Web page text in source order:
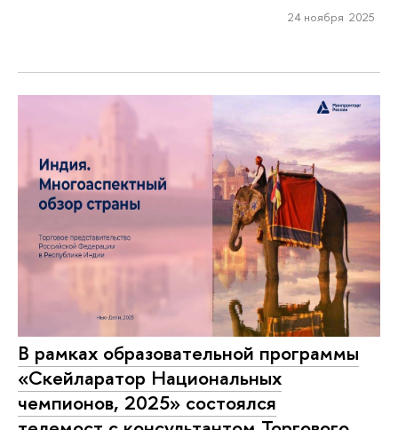
24 ноября 2025
В рамках образовательной программы
«Скейларатор Национальных
чемпионов, 2025» состоялся